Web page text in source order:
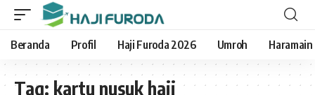
Beranda Profil Haji Furoda 2026 Umroh
Tag: kartu nusuk haji